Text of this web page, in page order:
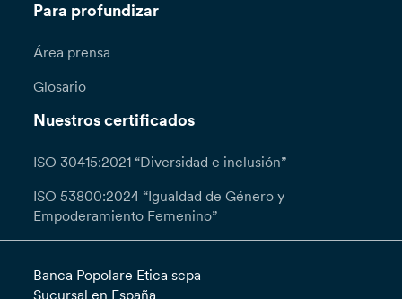
Para profundizar
Área prensa
Glosario
Nuestros certificados
ISO 30415:2021 “Diversidad e inclusión”
ISO 53800:2024 “Igualdad de Género y
Empoderamiento Femenino”
Banca Popolare Etica scpa
Sucursal en España